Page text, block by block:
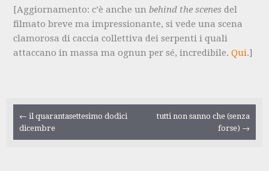
[Aggiornamento: c’è anche unbehind the scenesdel
filmato breve ma impressionante, si vede una scena
clamorosa di caccia collettiva dei serpenti i quali
attaccano in massa ma ognun per sé, incredibile. Qui.]
Navigazione
← il quarantasettesimo dodici
dicembre
tutti non sanno che (senza
forse) →